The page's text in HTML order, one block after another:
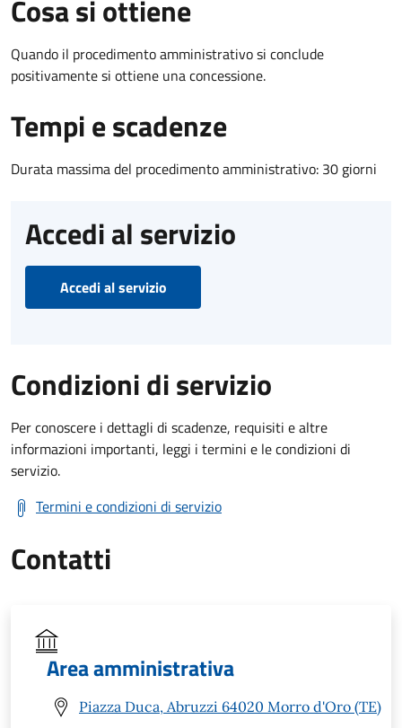
Cosa si ottiene
Quando il procedimento amministrativo si conclude
positivamente si ottiene una concessione.
Tempi e scadenze
Durata massima del procedimento amministrativo: 30 giorni
Accedi al servizio
Accedi al servizio
Condizioni di servizio
Per conoscere i dettagli di scadenze, requisiti e altre
informazioni importanti, leggi i termini e le condizioni di
servizio.
Termini e condizioni di servizio
Contatti
Area amministrativa
Piazza Duca, Abruzzi 64020 Morro d'Oro (TE)